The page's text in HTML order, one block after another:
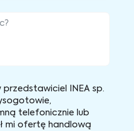
INEA sp.
telefonicznie lub
mi ofertę handlową